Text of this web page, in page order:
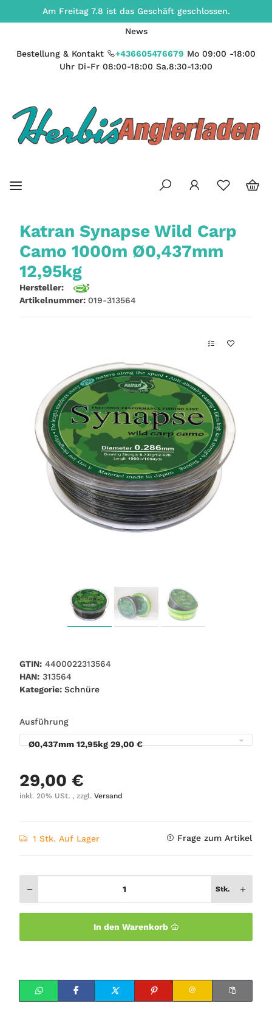
Am Freitag 7.8 ist das Geschäft geschlossen.
News
Bestellung & Kontakt +436605476679 Mo 09:00 -18:00
Uhr Di-Fr 08:00-18:00 Sa.8:30-13:00
Katran Synapse Wild Carp
Camo 1000m Ø0,437mm
12,95kg
Hersteller:
Artikelnummer: 019-313564
GTIN: 4400022313564
HAN: 313564
Kategorie: Schnüre
Ausführung
Ø0,437mm 12,95kg 29,00 €
29,00 €
inkl. 20% USt. , zzgl. Versand
1 Stk. Auf Lager Frage zum Artikel
Stk.
In den Warenkorb